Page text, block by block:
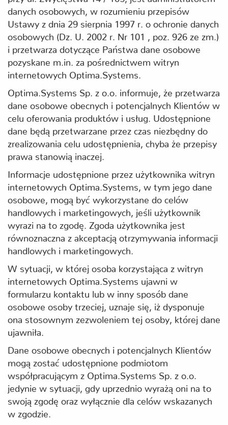
danych osobowych, w rozumieniu przepisów
Ustawy z dnia 29 sierpnia 1997 r. o ochronie danych
osobowych (Dz. U. 2002 r. Nr 101 , poz. 926 ze zm.)
i przetwarza dotyczące Państwa dane osobowe
pozyskane m.in. za pośrednictwem witryn
internetowych Optima.Systems.
Optima.Systems Sp. z o.o. informuje, że przetwarza
dane osobowe obecnych i potencjalnych Klientów w
celu oferowania produktów i usług. Udostępnione
dane będą przetwarzane przez czas niezbędny do
zrealizowania celu udostępnienia, chyba że przepisy
prawa stanowią inaczej.
Informacje udostępnione przez użytkownika witryn
internetowych Optima.Systems, w tym jego dane
osobowe, mogą być wykorzystane do celów
handlowych i marketingowych, jeśli użytkownik
wyrazi na to zgodę. Zgoda użytkownika jest
równoznaczna z akceptacją otrzymywania informacji
handlowych i marketingowych.
W sytuacji, w której osoba korzystająca z witryn
internetowych Optima.Systems ujawni w
formularzu kontaktu lub w inny sposób dane
osobowe osoby trzeciej, uznaje się, iż dysponuje
ona stosownym zezwoleniem tej osoby, której dane
ujawniła.
Dane osobowe obecnych i potencjalnych Klientów
mogą zostać udostępnione podmiotom
współpracującym z Optima.Systems Sp. z o.o.
jedynie w sytuacji, gdy uprzednio wyrażą oni na to
swoją zgodę oraz wyłącznie dla celów wskazanych
w zgodzie.